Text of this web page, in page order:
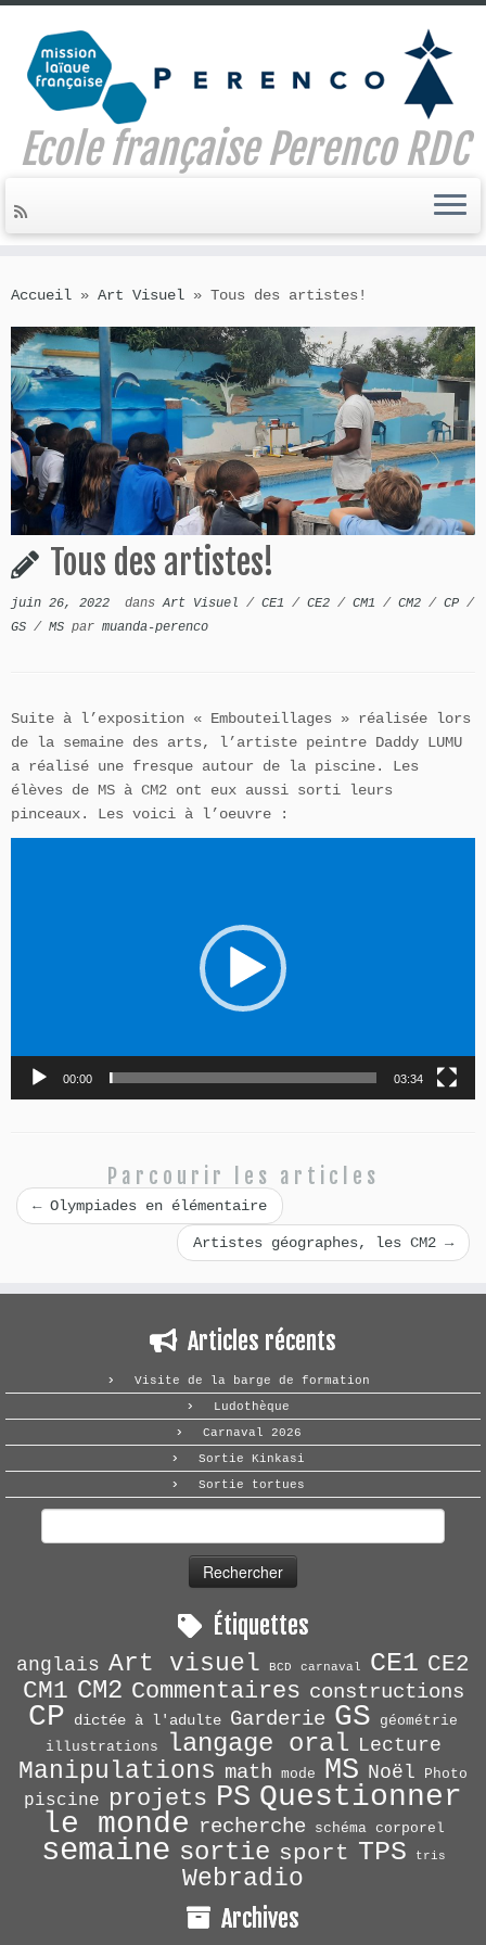
to
Ecole française Perenco RDC
Accueil » Art Visuel » Tous des artistes!
Tous des artistes!
juin 26, 2022 dansArt Visuel / CE1 / CE2 / CM1 / CM2 / CP /
GS / MS par muanda-perenco
Suite à l’exposition « Embouteillages » réalisée lors
de la semaine des arts, l’artiste peintre Daddy LUMU
a réalisé une fresque autour de la piscine. Les
élèves de MS à CM2 ont eux aussi sorti leurs
pinceaux. Les voici à l’oeuvre :
00:00 03:34
Parcourir les articles
←Olympiades en élémentaire
Artistes géographes, les CM2 →
Articles récents
Visite de la barge de formation
Ludothèque
Carnaval 2026
Sortie Kinkasi
Sortie tortues
Étiquettes
anglais Art visuel BCD carnaval CE1 CE2
CM1 CM2 Commentaires constructions
CP dictée à l'adulte Garderie GS
géométrie
illustrations
langage oral Lecture
Manipulations math mode MS Noël Photo
piscine projets PS Questionner
le monde recherche schéma corporel
semaine sortie sport TPS tris
Webradio
Archives